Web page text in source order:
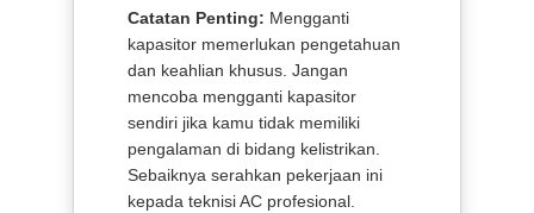
Catatan Penting: Mengganti
kapasitor memerlukan pengetahuan
dan keahlian khusus. Jangan
mencoba mengganti kapasitor
sendiri jika kamu tidak memiliki
pengalaman di bidang kelistrikan.
Sebaiknya serahkan pekerjaan ini
kepada teknisi AC profesional.